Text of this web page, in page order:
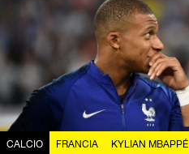
CALCIO FRANCIA KYLIAN MBAPPÉ